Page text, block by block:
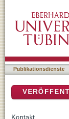
Publikationsdienste
Kontakt